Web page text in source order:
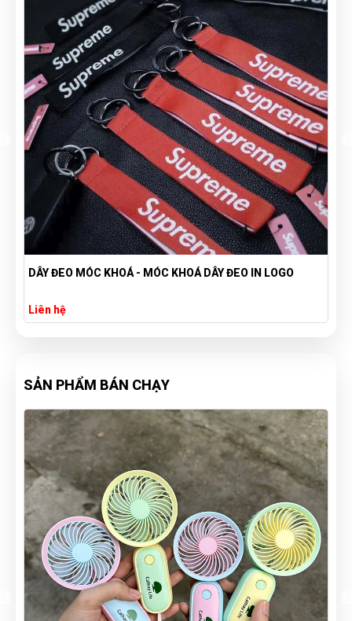
DÂY ĐEO MÓC KHOÁ - MÓC KHOÁ DÂY ĐEO IN LOGO
Liên hệ
SẢN PHẨM BÁN CHẠY